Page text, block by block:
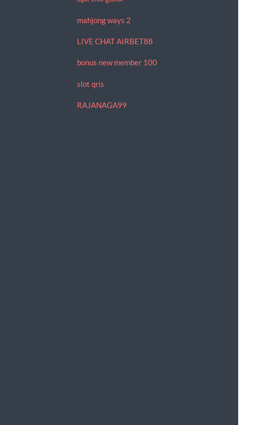
mahjong ways 2
LIVE CHAT AIRBET88
bonus new member 100
slot qris
RAJANAGA99